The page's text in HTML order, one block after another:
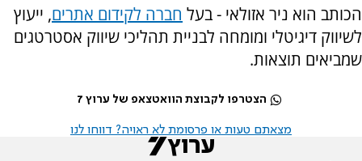
הכותב הוא ניר אזולאי - בעל חברה לקידום אתרים, ייעוץ
לשיווק דיגיטלי ומומחה לבניית תהליכי שיווק אסטרטגים
שמביאים תוצאות.
הצטרפו לקבוצת הוואטצאפ של ערוץ 7
מצאתם טעות או פרסומת לא ראויה? דווחו לנו